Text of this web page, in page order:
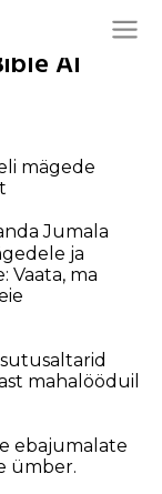
AI
mägede
Jumala
ja
Vaata, ma
mahalööduil
ebajumalate
ümber.